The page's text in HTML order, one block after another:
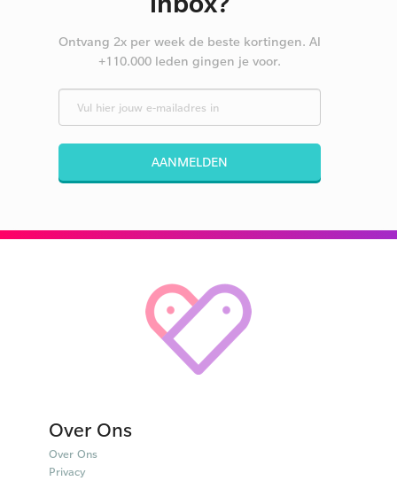
Ontvang 2x per week de beste kortingen. Al
+110.000 leden gingen je voor.
AANMELDEN
Over Ons
Over Ons
Privacy